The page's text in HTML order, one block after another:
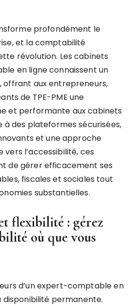
profondément le
et la comptabilité
révolution. Les cabinets
en ligne connaissent un
offrant aux entrepreneurs,
de TPE-PME une
et performante aux cabinets
à des plateformes sécurisées,
et une approche
l’accessibilité, ces
de gérer efficacement ses
fiscales et sociales tout
substantielles.
flexibilité : gérez
où que vous
d’un expert-comptable en
disponibilité permanente.